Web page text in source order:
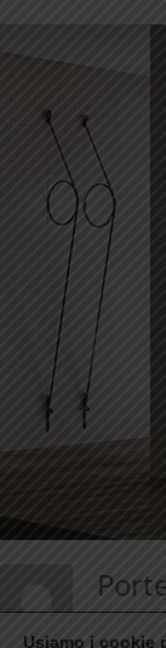
Usiamo i cookie